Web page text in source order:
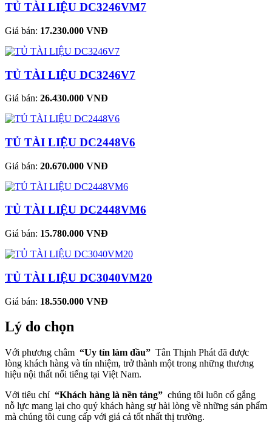
TỦ TÀI LIỆU DC3246VM7
Giá bán: 17.230.000 VNĐ
TỦ TÀI LIỆU DC3246V7
Giá bán: 26.430.000 VNĐ
TỦ TÀI LIỆU DC2448V6
Giá bán: 20.670.000 VNĐ
TỦ TÀI LIỆU DC2448VM6
Giá bán: 15.780.000 VNĐ
TỦ TÀI LIỆU DC3040VM20
Giá bán: 18.550.000 VNĐ
Lý do chọn
Với phương châm “Uy tín làm đầu” Tân Thịnh Phát đã được
lòng khách hàng và tín nhiệm, trở thành một trong những thương
hiệu nội thất nổi tiếng tại Việt Nam.
Với tiêu chí “Khách hàng là nền tảng” chúng tôi luôn cố gắng
nỗ lực mang lại cho quý khách hàng sự hài lòng về những sản phẩm
mà chúng tôi cung cấp với giá cả tốt nhất thị trường.